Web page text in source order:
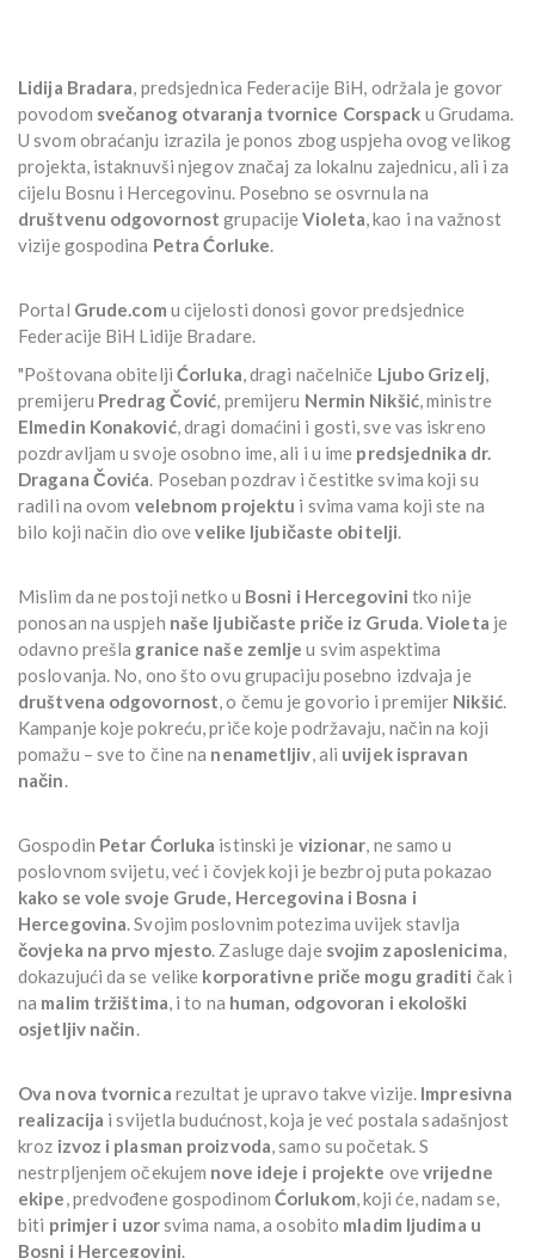
Lidija Bradara, predsjednica Federacije BiH, održala je govor
povodom svečanog otvaranja tvornice Corspack u Grudama.
U svom obraćanju izrazila je ponos zbog uspjeha ovog velikog
projekta, istaknuvši njegov značaj za lokalnu zajednicu, ali i za
cijelu Bosnu i Hercegovinu. Posebno se osvrnula na
društvenu odgovornost grupacijeVioleta, kao i na važnost
vizije gospodina Petra Ćorluke.
Portal Grude.com u cijelosti donosi govor predsjednice
Federacije BiH Lidije Bradare.
"Poštovana obitelji Ćorluka, dragi načelniče Ljubo Grizelj,
premijeru Predrag Čović, premijeru Nermin Nikšić, ministre
Elmedin Konaković, dragi domaćini i gosti, sve vas iskreno
pozdravljam u svoje osobno ime, ali i u ime predsjednika dr.
Dragana Čovića. Poseban pozdrav i čestitke svima koji su
radili na ovom velebnom projektu i svima vama koji ste na
bilo koji način dio ovevelike ljubičaste obitelji.
Mislim da ne postoji netko u Bosni i Hercegovini tko nije
ponosan na uspjeh naše ljubičaste priče iz Gruda.Violeta je
odavno prešla granice naše zemlje u svim aspektima
poslovanja. No, ono što ovu grupaciju posebno izdvaja je
društvena odgovornost, o čemu je govorio i premijer Nikšić.
Kampanje koje pokreću, priče koje podržavaju, način na koji
pomažu – sve to čine na nenametljiv, ali uvijek ispravan
način.
Gospodin Petar Ćorluka istinski je vizionar, ne samo u
poslovnom svijetu, već i čovjek koji je bezbroj puta pokazao
kako se vole svoje Grude, Hercegovina i Bosna i
Hercegovina. Svojim poslovnim potezima uvijek stavlja
čovjeka na prvo mjesto. Zasluge daje svojim zaposlenicima,
dokazujući da se velike korporativne priče mogu graditi čak i
na malim tržištima, i to na human, odgovoran i ekološki
osjetljiv način.
Ova nova tvornica rezultat je upravo takve vizije. Impresivna
realizacija i svijetla budućnost, koja je već postala sadašnjost
kroz izvoz i plasman proizvoda, samo su početak. S
nestrpljenjem očekujem nove ideje i projekte ove vrijedne
ekipe, predvođene gospodinom Ćorlukom, koji će, nadam se,
biti primjer i uzorsvima nama, a osobito mladim ljudima u
Bosni i Hercegovini.